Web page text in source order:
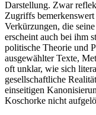
Darstellung. Zwar
Zugriffs
Verkürzungen, die
erscheint auch bei ihm
politische Theorie und
ausgewählter Texte,
oft unklar, wie sich
gesellschaftliche
einseitigen
Koschorke nicht